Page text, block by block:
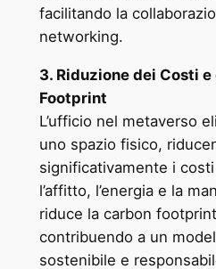
facilitando la
networking.
3. Riduzione dei Costi
Footprint
L’ufficio nel metaverso
uno spazio fisico,
significativamente i
l’affitto, l’energia e la
riduce la carbon
contribuendo a un
sostenibile e